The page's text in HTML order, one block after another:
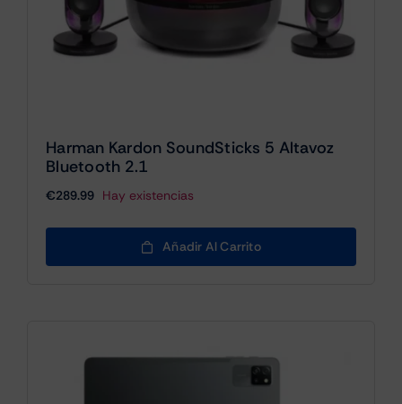
Harman Kardon SoundSticks 5 Altavoz
Bluetooth 2.1
€289.99 Hay existencias
Añadir Al Carrito